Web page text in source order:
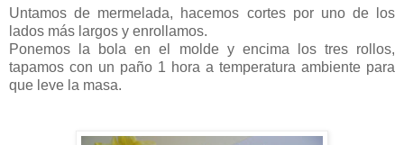
Untamos de mermelada, hacemos cortes por uno de los
lados más largos y enrollamos.
Ponemos la bola en el molde y encima los tres rollos,
tapamos con un paño 1 hora a temperatura ambiente para
que leve la masa.